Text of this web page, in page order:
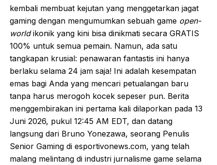
kembali membuat kejutan yang menggetarkan jagat
gaming dengan mengumumkan sebuah game open-
worldikonik yang kini bisa dinikmati secara GRATIS
100% untuk semua pemain. Namun, ada satu
tangkapan krusial: penawaran fantastis ini hanya
berlaku selama 24 jam saja! Ini adalah kesempatan
emas bagi Anda yang mencari petualangan baru
tanpa harus merogoh kocek sepeser pun. Berita
menggembirakan ini pertama kali dilaporkan pada 13
Juni 2026, pukul 12:45 AM EDT, dan datang
langsung dari Bruno Yonezawa, seorang Penulis
Senior Gaming di esportivonews.com, yang telah
malang melintang di industri jurnalisme game selama